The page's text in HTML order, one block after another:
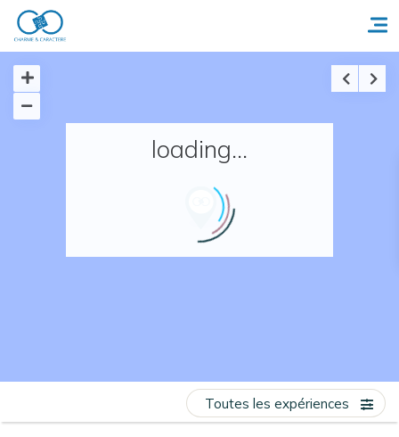
Accueil
Nos adresses en France
loading...
Toutes les expériences